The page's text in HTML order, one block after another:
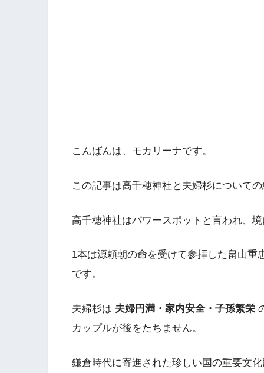
こんばんは、モカリーナです。
この記事は高千穂神社と夫婦杉について
高千穂神社はパワースポットと言われ、
1本は源頼朝の命を受けて参拝した畠山
です。
夫婦杉は 夫婦円満・家内安全・子孫繁栄
カップルが後をたちません。
鎌倉時代に寄進された珍しい国の重要文